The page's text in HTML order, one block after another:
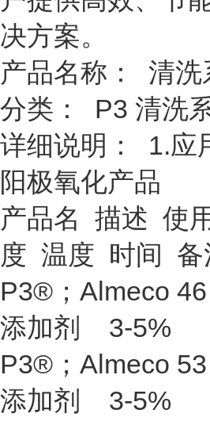
决方案。
产品名称： 清
分类： P3 清洗
详细说明： 1.应
阳极氧化产品
产品名 描述 使
度 温度 时间 备
P3®；Almeco
添加剂 3-5%
P3®；Almeco
添加剂 3-5%